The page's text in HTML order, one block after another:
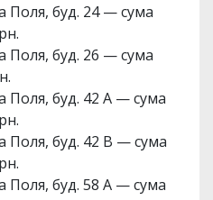
Поля, буд. 24 — сума
Поля, буд. 26 — сума
Поля, буд. 42 А — сума
Поля, буд. 42 В — сума
Поля, буд. 58 А — сума